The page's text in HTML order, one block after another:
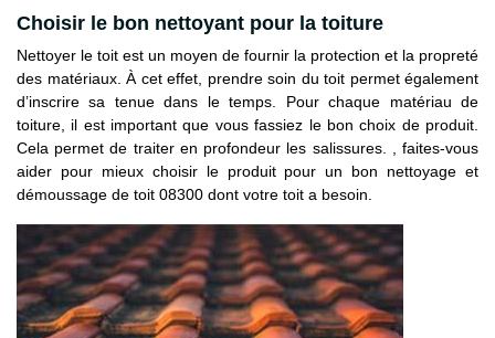
Choisir le bon nettoyant pour la toiture
Nettoyer le toit est un moyen de fournir la protection et la propreté
des matériaux. À cet effet, prendre soin du toit permet également
d’inscrire sa tenue dans le temps. Pour chaque matériau de
toiture, il est important que vous fassiez le bon choix de produit.
Cela permet de traiter en profondeur les salissures. , faites-vous
aider pour mieux choisir le produit pour un bon nettoyage et
démoussage de toit 08300 dont votre toit a besoin.